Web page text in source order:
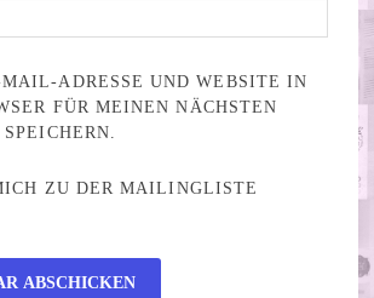
ADRESSE UND WEBSITE IN
FÜR MEINEN NÄCHSTEN
ZU DER MAILINGLISTE